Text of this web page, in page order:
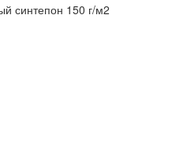
синтепон 150 г/м2